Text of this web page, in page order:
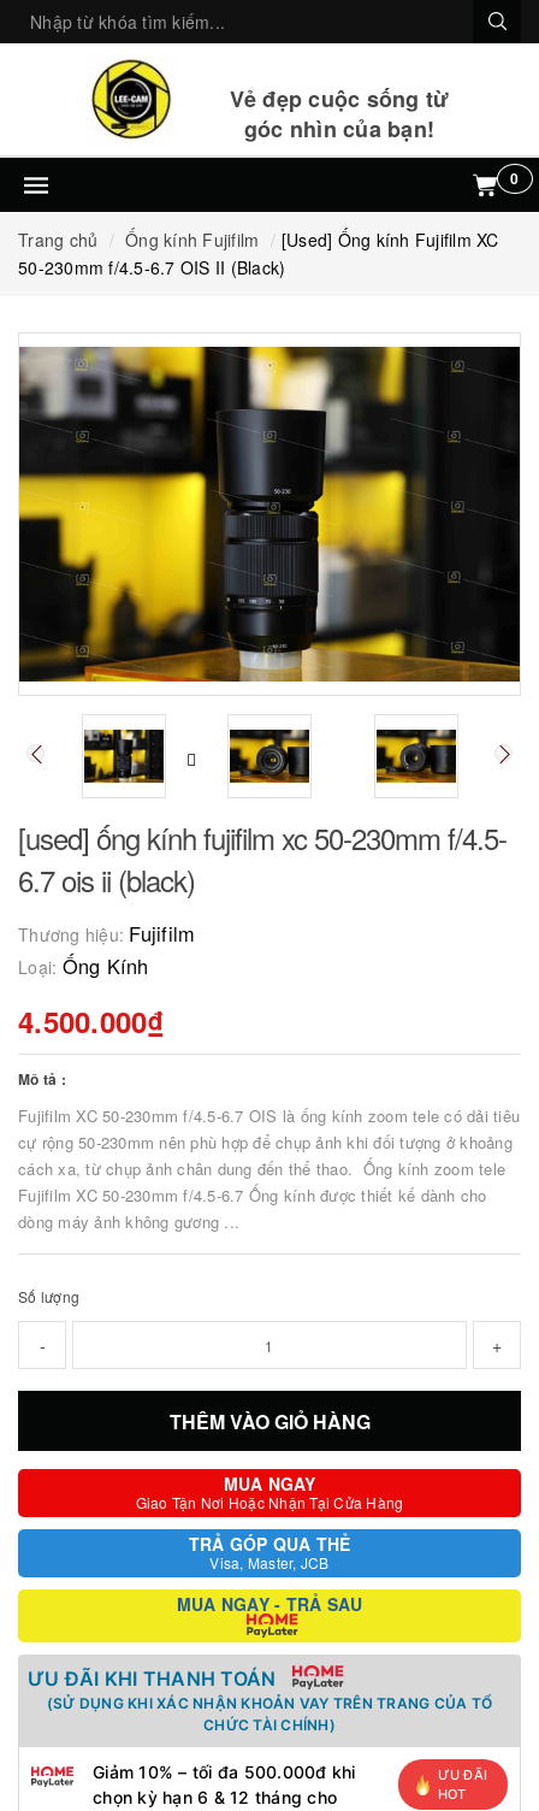
Vẻ đẹp cuộc sống từ
góc nhìn của bạn!
0
Trang chủ Ống kính Fujifilm
[Used] Ống kính Fujifilm XC
50-230mm f/4.5-6.7 OIS II (Black)
[used] ống kính fujifilm xc 50-230mm f/4.5-
6.7 ois ii (black)
Thương hiệu: Fujifilm
Loại: Ống Kính
4.500.000₫
Mô tả :
Fujifilm XC 50-230mm f/4.5-6.7 OIS là ống kính zoom tele có dải tiêu
cự rộng 50-230mm nên phù hợp để chụp ảnh khi đối tượng ở khoảng
cách xa, từ chụp ảnh chân dung đến thể thao. Ống kính zoom tele
Fujifilm XC 50-230mm f/4.5-6.7 Ống kính được thiết kế dành cho
dòng máy ảnh không gương ...
Số lượng
- +
THÊM VÀO GIỎ HÀNG
MUA NGAY
Giao Tận Nơi Hoặc Nhận Tại Cửa Hàng
TRẢ GÓP QUA THẺ
Visa, Master, JCB
MUA NGAY - TRẢ SAU
ƯU ĐÃI KHI THANH TOÁN
(SỬ DỤNG KHI XÁC NHẬN KHOẢN VAY TRÊN TRANG CỦA TỔ
CHỨC TÀI CHÍNH)
Giảm 10% – tối đa 500.000đ khi
chọn kỳ hạn 6 & 12 tháng cho
ƯU ĐÃI
HOT